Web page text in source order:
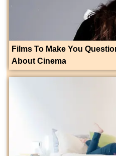
Films To Make You
About Cinema